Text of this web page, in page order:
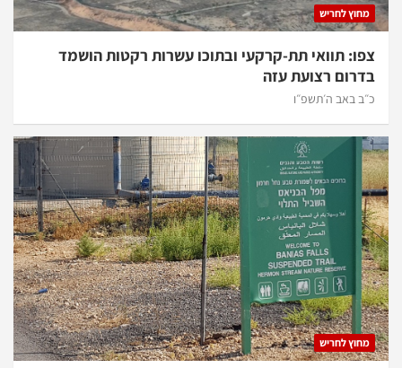
מחוץ לחריש
צפו: תוואי תת-קרקעי ובתוכו עשרות רקטות הושמד
בדרום רצועת עזה
כ״ב באב ה׳תשפ״ו
מחוץ לחריש